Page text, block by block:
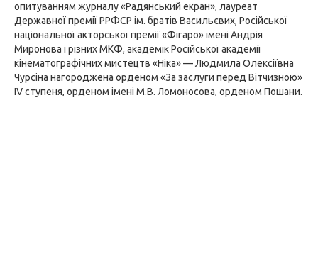
опитуванням журналу «Радянський екран», лауреат
Державної премії РРФСР ім. братів Васильєвих, Російської
національної акторської премії «Фігаро» імені Андрія
Миронова і різних МКФ, академік Російської академії
кінематографічних мистецтв «Ніка» — Людмила Олексіївна
Чурсіна нагороджена орденом «За заслуги перед Вітчизною»
IV ступеня, орденом імені М.В. Ломоносова, орденом Пошани.